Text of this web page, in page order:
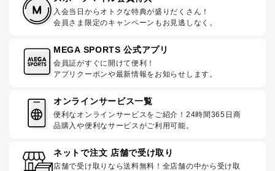
入会当日からオトクな特典が盛りだくさん！
会員さま限定のキャンペーンもお見逃しなく。
MEGA SPORTS 公式アプリ
会員証がすぐに開けて便利！
アプリクーポンや最新情報をお知らせします。
オンラインサービス一覧
便利なオンラインサービスをご紹介！24時間365日商
品購入や便利なサービスがご利用可能。
ネットで注文 店舗で受け取り
店舗で受け取りなら送料無料！全店舗の中から受け取